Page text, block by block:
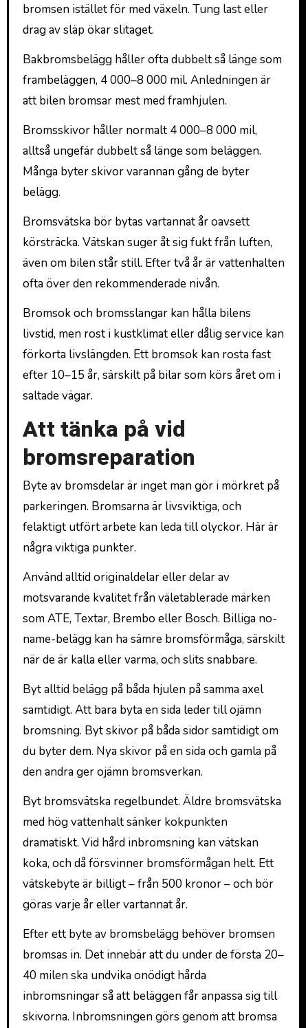
bromsen istället för med växeln. Tung last eller
drag av släp ökar slitaget.
Bakbromsbelägg håller ofta dubbelt så länge som
frambeläggen, 4 000–8 000 mil. Anledningen är
att bilen bromsar mest med framhjulen.
Bromsskivor håller normalt 4 000–8 000 mil,
alltså ungefär dubbelt så länge som beläggen.
Många byter skivor varannan gång de byter
belägg.
Bromsvätska bör bytas vartannat år oavsett
körsträcka. Vätskan suger åt sig fukt från luften,
även om bilen står still. Efter två år är vattenhalten
ofta över den rekommenderade nivån.
Bromsok och bromsslangar kan hålla bilens
livstid, men rost i kustklimat eller dålig service kan
förkorta livslängden. Ett bromsok kan rosta fast
efter 10–15 år, särskilt på bilar som körs året om i
saltade vägar.
Att tänka på vid
bromsreparation
Byte av bromsdelar är inget man gör i mörkret på
parkeringen. Bromsarna är livsviktiga, och
felaktigt utfört arbete kan leda till olyckor. Här är
några viktiga punkter.
Använd alltid originaldelar eller delar av
motsvarande kvalitet från väletablerade märken
som ATE, Textar, Brembo eller Bosch. Billiga no-
name-belägg kan ha sämre bromsförmåga, särskilt
när de är kalla eller varma, och slits snabbare.
Byt alltid belägg på båda hjulen på samma axel
samtidigt. Att bara byta en sida leder till ojämn
bromsning. Byt skivor på båda sidor samtidigt om
du byter dem. Nya skivor på en sida och gamla på
den andra ger ojämn bromsverkan.
Byt bromsvätska regelbundet. Äldre bromsvätska
med hög vattenhalt sänker kokpunkten
dramatiskt. Vid hård inbromsning kan vätskan
koka, och då försvinner bromsförmågan helt. Ett
vätskebyte är billigt – från 500 kronor – och bör
göras varje år eller vartannat år.
Efter ett byte av bromsbelägg behöver bromsen
bromsas in. Det innebär att du under de första 20–
40 milen ska undvika onödigt hårda
inbromsningar så att beläggen får anpassa sig till
skivorna. Inbromsningen görs genom att bromsa